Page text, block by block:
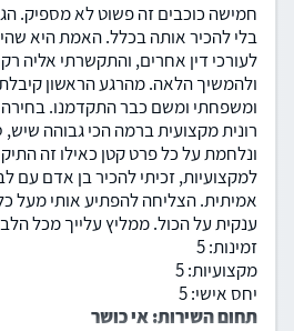
חמישה כוכבים זה פשוט לא מספיק.
בלי להכיר אותה בכלל. האמת היא
לעורכי דין אחרים, והתקשרתי אליה
ולהמשיך הלאה. מהרגע הראשון
ומשפחתי ומשם כבר התקדמנו. בחירה
רונית מקצועית ברמה הכי גבוהה שיש,
ונלחמת על כל פרט קטן כאילו זה
למקצועיות, זכיתי להכיר בן אדם עם
אמיתית. הצליחה להפתיע אותי מעל
ענקית על הכול. ממליץ עלייך מכל
זמינות: 5
מקצועיות: 5
יחס אישי: 5
תחום השירות: אי כושר